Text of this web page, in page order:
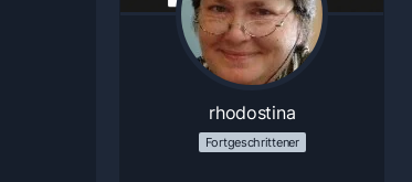
rhodostina
Fortgeschrittener